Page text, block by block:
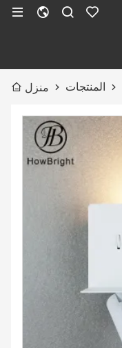
منزل المنتجات